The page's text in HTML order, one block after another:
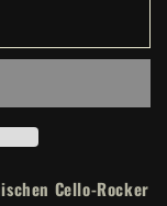
Cello-Rocker